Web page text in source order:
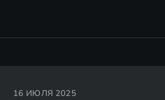
16 ИЮЛЯ 2025